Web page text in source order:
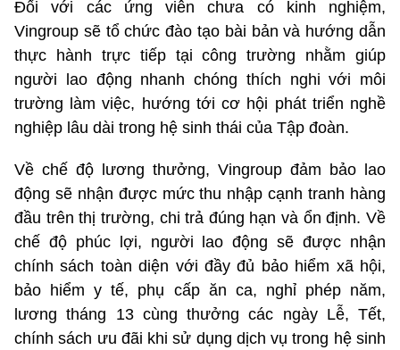
Đối với các ứng viên chưa có kinh nghiệm,
Vingroup sẽ tổ chức đào tạo bài bản và hướng dẫn
thực hành trực tiếp tại công trường nhằm giúp
người lao động nhanh chóng thích nghi với môi
trường làm việc, hướng tới cơ hội phát triển nghề
nghiệp lâu dài trong hệ sinh thái của Tập đoàn.
Về chế độ lương thưởng, Vingroup đảm bảo lao
động sẽ nhận được mức thu nhập cạnh tranh hàng
đầu trên thị trường, chi trả đúng hạn và ổn định. Về
chế độ phúc lợi, người lao động sẽ được nhận
chính sách toàn diện với đầy đủ bảo hiểm xã hội,
bảo hiểm y tế, phụ cấp ăn ca, nghỉ phép năm,
lương tháng 13 cùng thưởng các ngày Lễ, Tết,
chính sách ưu đãi khi sử dụng dịch vụ trong hệ sinh